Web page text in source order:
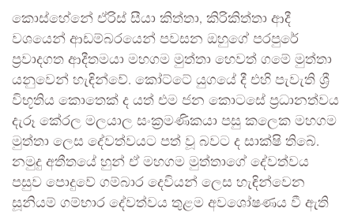
කොස්හේනේ ඒරිස් සීයා කිත්තා, කිරිකිත්තා ආදී
වශයෙන් ආඩම්බරයෙන් පවසන ඔහුගේ පරපුරේ
ප්‍රවාදගත ආදීතමයා මහගම මුත්තා හෙවත් ගමේ මුත්තා
යනුවෙන් හැඳින්වේ. කෝට්ටේ යුගයේ දී එහි පැවැති ශ්‍රී
විභූතිය කොතෙක් ද යත් එම ජන කොටසේ ප්‍රධානත්වය
දැරූ කේරල මලයාල සංක්‍රමණිකයා පසු කලෙක මහගම
මුත්තා ලෙස දේවත්වයට පත් වූ බවට ද සාක්ෂි තිබේ.
නමුදු අතීතයේ හුන් ඒ මහගම මුත්තාගේ දේවත්වය
පසුව පොදුවේ ගම්බාර දෙවියන් ලෙස හැඳින්වෙන
සූනියම් ගම්භාර දේවත්වය තුළම අවශෝෂණය වී ඇති